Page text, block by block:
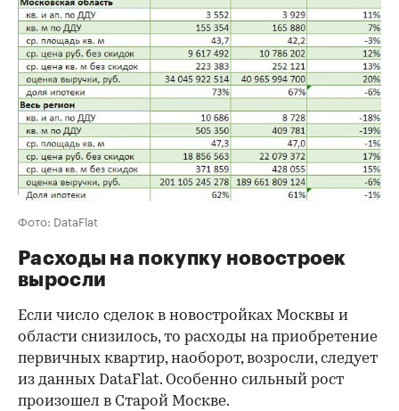
Фото: DataFlat
Расходы на покупку новостроек
выросли
Если число сделок в новостройках Москвы и
области снизилось, то расходы на приобретение
первичных квартир, наоборот, возросли, следует
из данных DataFlat. Особенно сильный рост
произошел в Старой Москве.